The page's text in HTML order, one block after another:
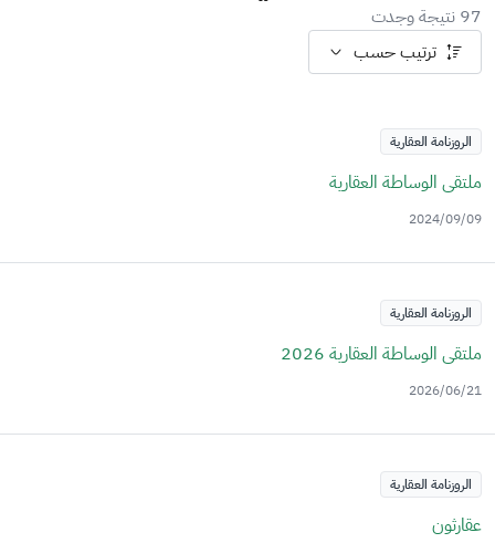
97 نتيجة وجدت
ترتيب حسب
الروزنامة العقارية
ملتقى الوساطة العقارية
2024/09/09
الروزنامة العقارية
ملتقى الوساطة العقارية 2026
2026/06/21
الروزنامة العقارية
عقارثون